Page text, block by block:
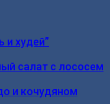
и худей”
салат с лососем
и кочудяном